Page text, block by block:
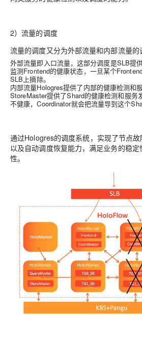
2）流量的调度
流量的调度又分为外部流量和内部流量的
外部流量即入口流量，这部分调度是SLB提
监测Frontend的健康状态，一旦某个
SLB上摘除。
内部流量Hologres提供了内部的健康检测和
StoreMaster提供了Shard的健康检测和服务
不健康，Coordinator就会把流量导到这个
通过Hologres的调度系统，实现了节点
以及自动调度恢复能力，满足业务的稳
性。